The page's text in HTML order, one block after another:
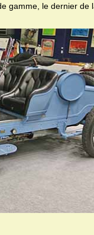
gamme, le dernier de